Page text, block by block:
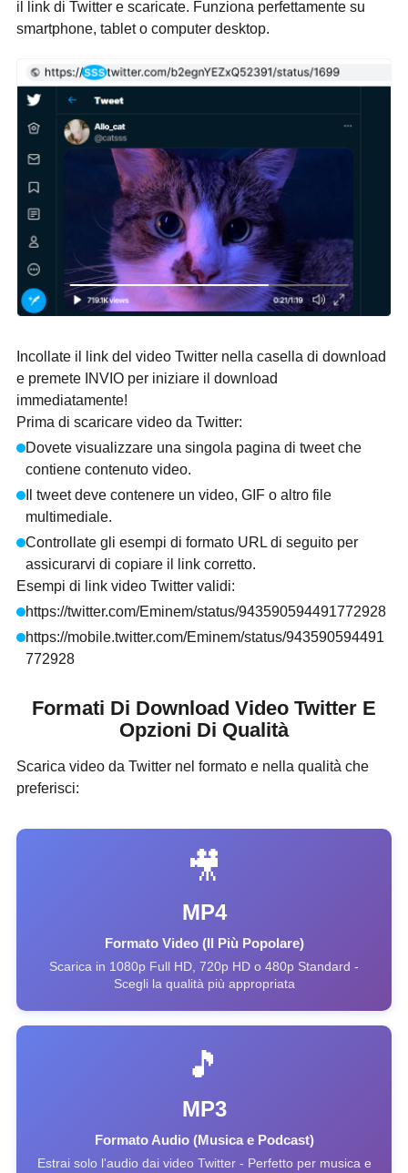
il link di Twitter e scaricate. Funziona perfettamente su
smartphone, tablet o computer desktop.
Incollate il link del video Twitter nella casella di download
e premete INVIO per iniziare il download
immediatamente!
Prima di scaricare video da Twitter:
Dovete visualizzare una singola pagina di tweet che
contiene contenuto video.
Il tweet deve contenere un video, GIF o altro file
multimediale.
Controllate gli esempi di formato URL di seguito per
assicurarvi di copiare il link corretto.
Esempi di link video Twitter validi:
https://twitter.com/Eminem/status/943590594491772928
https://mobile.twitter.com/Eminem/status/943590594491
772928
Formati Di Download Video Twitter E
Opzioni Di Qualità
Scarica video da Twitter nel formato e nella qualità che
preferisci:
🎥
MP4
Formato Video (Il Più Popolare)
Scarica in 1080p Full HD, 720p HD o 480p Standard -
Scegli la qualità più appropriata
🎵
MP3
Formato Audio (Musica e Podcast)
Estrai solo l'audio dai video Twitter - Perfetto per musica e